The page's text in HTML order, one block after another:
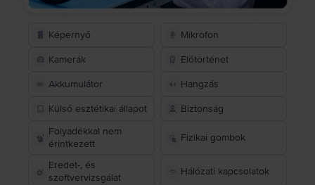
Képernyő Mikrofon
Kamerák Előtörténet
Akkumulátor Hangzás
Külső esztétikai állapot
Biztonság
Folyadékkal nem
érintkezett
Fizikai gombok
Eredet-, és
szoftvervizsgálat
Hálózati kapcsolatok